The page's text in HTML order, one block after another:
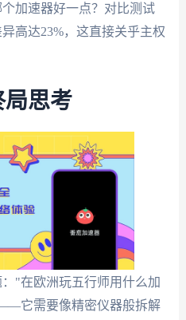
加速器好一点？对比测试
高达23%，这直接关乎主权
局思考
"在欧洲玩五行师用什么加
它需要像精密仪器般拆解